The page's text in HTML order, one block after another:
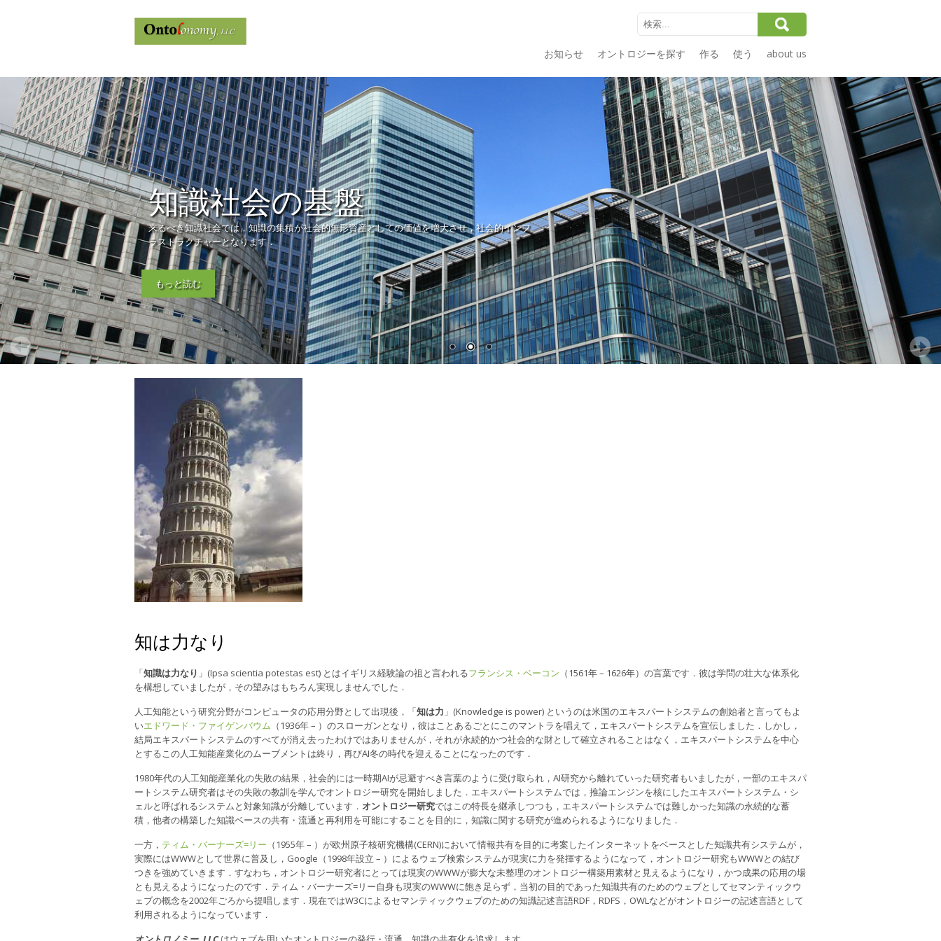
お知らせ オントロジーを探す 作る 使う about us
知識社会の基盤
来るべき知識社会では，知識の集積が社会的無形資産としての価値を増大させ，社会的インフ
ラストラクチャーとなります．
もっと読む
知は力なり
「知識は力なり 」(Ipsa scientia potestas est) とはイギリス経験論の祖と言われるフランシス・ベーコン （1561年 – 1626年）の言葉です．彼は学問の壮大な体系化
を構想していましたが，その望みはもちろん実現しませんでした．
人工知能という研究分野がコンピュータの応用分野として出現後，「知は力 」(Knowledge is power) というのは米国のエキスパートシステムの創始者と言ってもよ
いエドワード・ファイゲンバウム （1936年 – ）のスローガンとなり，彼はことあるごとにこのマントラを唱えて，エキスパートシステムを宣伝しました．しかし，
結局エキスパートシステムのすべてが消え去ったわけではありませんが，それが永続的かつ社会的な財として確立されることはなく，エキスパートシステムを中心
とするこの人工知能産業化のムーブメントは終り，再びAI冬の時代を迎えることになったのです．
1980年代の人工知能産業化の失敗の結果，社会的には一時期AIが忌避すべき言葉のように受け取られ，AI研究から離れていった研究者もいましたが，一部のエキスパ
ートシステム研究者はその失敗の教訓を学んでオントロジー研究を開始しました．エキスパートシステムでは，推論エンジンを核にしたエキスパートシステム・シ
ェルと呼ばれるシステムと対象知識が分離しています． オントロジー研究ではこの特長を継承しつつも，エキスパートシステムでは難しかった知識の永続的な蓄
積，他者の構築した知識ベースの共有・流通と再利用を可能にすることを目的に，知識に関する研究が進められるようになりました．
一方， ティム・バーナーズ=リー （1955年 – ）が欧州原子核研究機構(CERN)において情報共有を目的に考案したインターネットをベースとした知識共有システムが，
実際にはWWWとして世界に普及し，Google（1998年設立 – ）によるウェブ検索システムが現実に力を発揮するようになって，オントロジー研究もWWWとの結び
つきを強めていきます．すなわち，オントロジー研究者にとっては現実のWWWが膨大な未整理のオントロジー構築用素材と見えるようになり，かつ成果の応用の場
とも見えるようになったのです．ティム・バーナーズ=リー自身も現実のWWWに飽き足らず，当初の目的であった知識共有のためのウェブとしてセマンティックウ
ェブの概念を2002年ごろから提唱します．現在ではW3Cによるセマンティックウェブのための知識記述言語RDF，RDFS，OWLなどがオントロジーの記述言語として
利用されるようになっています．